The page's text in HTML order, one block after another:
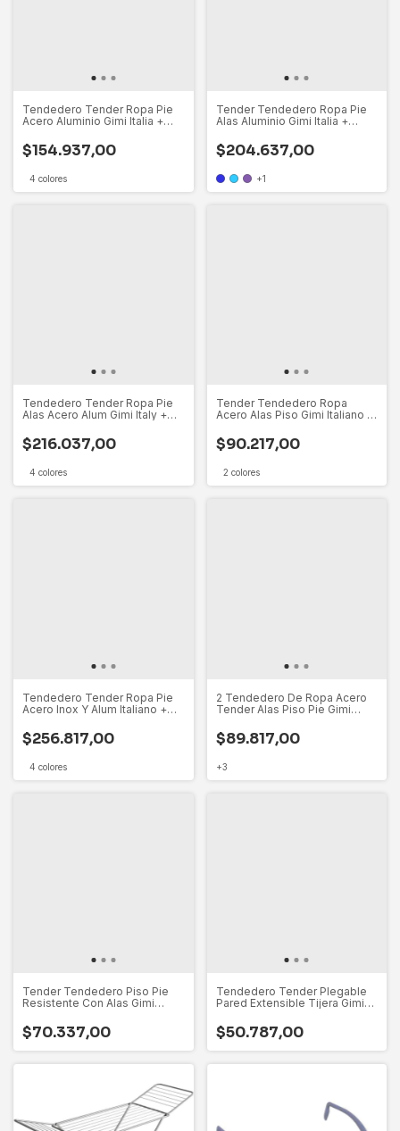
Tendedero Tender Ropa Pie
Acero Aluminio Gimi Italia +
$154.937,00
4 colores
Tender Tendedero Ropa Pie
Alas Aluminio Gimi Italia +
$204.637,00
+1
Tendedero Tender Ropa Pie
Alas Acero Alum Gimi Italy +
$216.037,00
4 colores
Tender Tendedero Ropa
Acero Alas Piso Gimi Italiano +
$90.217,00
2 colores
Tendedero Tender Ropa Pie
Acero Inox Y Alum Italiano +
$256.817,00
4 colores
2 Tendedero De Ropa Acero
Tender Alas Piso Pie Gimi
$89.817,00
+3
Tender Tendedero Piso Pie
Resistente Con Alas Gimi
$70.337,00
Tendedero Tender Plegable
Pared Extensible Tijera Gimi
$50.787,00